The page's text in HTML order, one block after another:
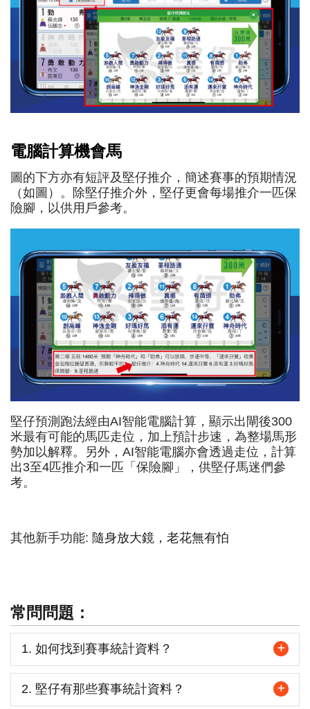
電腦計算機會馬
圖的下方亦有短評及堅仔推介，簡述賽事的預期情況
（如圖）。除堅仔推介外，堅仔更會每場推介一匹保
險腳，以供用戶參考。
堅仔預測跑法經由AI智能電腦計算，顯示出閘後300
米最有可能的馬匹走位，加上預計步速，為整場馬形
勢加以解釋。另外，AI智能電腦亦會透過走位，計算
出3至4匹推介和一匹「保險腳」，供堅仔馬迷們參
考。
其他新手功能: 隨身放大鏡，老花無有怕
常問問題：
1. 如何找到賽事統計資料？
2. 堅仔有那些賽事統計資料？